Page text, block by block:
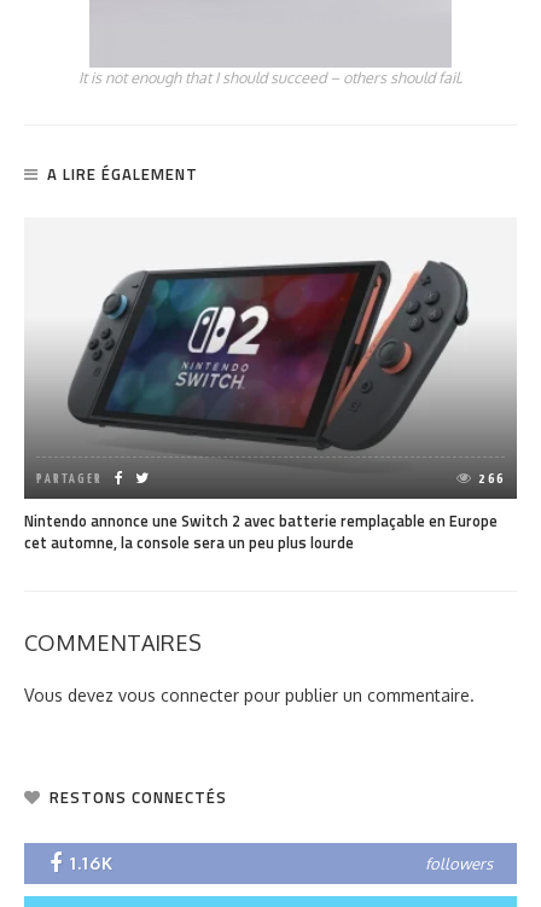
It is not enough that I should succeed – others should fail.
A LIRE ÉGALEMENT
PARTAGER 266
Nintendo annonce une Switch 2 avec batterie remplaçable en Europe
cet automne, la console sera un peu plus lourde
COMMENTAIRES
Vous devez vous connecter pour publier un commentaire.
RESTONS CONNECTÉS
1.16K followers